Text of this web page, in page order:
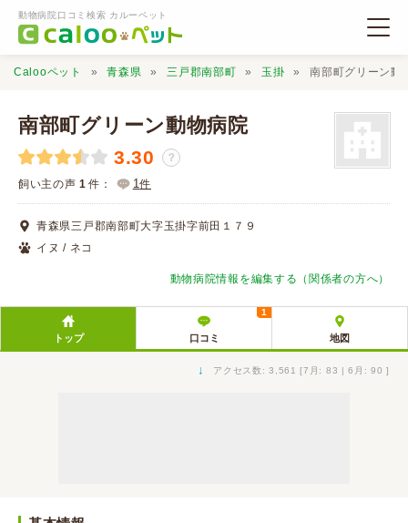
動物病院口コミ検索 カルーペット
動物病院検索
口コミ検索
口コミ投稿
Calooペット 青森県 三戸郡南部町 玉掛 南部町グリーン動
南部町グリーン動物病院
3.30 ？
飼い主の声 1 件： 1件
青森県三戸郡南部町大字玉掛字前田１７９
イヌ / ネコ
動物病院情報を編集する（関係者の方へ）
トップ 口コミ
1
地図
↓ アクセス数: 3,561 [7月: 83 | 6月: 90 ]